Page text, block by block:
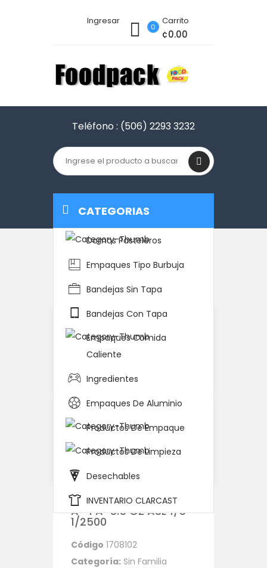
Ingresar Carrito
0
¢0.00
CATEGORIAS
Domos Pasteleros
Empaques Tipo Burbuja
Bandejas Sin Tapa
Bandejas Con Tapa
Empaques Comida
Caliente
Ingredientes
Empaques De Aluminio
Productos De Empaque
Productos De Limpieza
Desechables
INVENTARIO CLARCAST
Teléfono : (506) 2293 3232
Home Detalle del Producto
TAPA SOUFLE A-3.25
A-4 A-5.5 OZ ASL4/5
1/2500
Código 1708102
Categoría: Sin Familia